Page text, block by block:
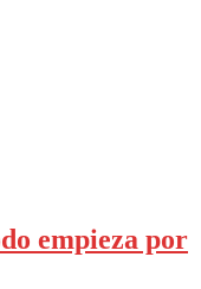
empieza por